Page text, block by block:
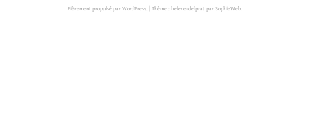
Fièrement propulsé par WordPress. Thème : helene-delprat par SophieWeb.